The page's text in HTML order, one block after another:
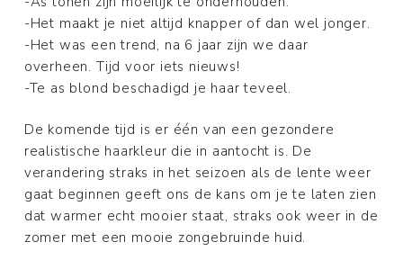
-Het maakt je niet altijd knapper of dan wel jonger.
-Het was een trend, na 6 jaar zijn we daar
overheen. Tijd voor iets nieuws!
-Te as blond beschadigd je haar teveel.
De komende tijd is er één van een gezondere
realistische haarkleur die in aantocht is. De
verandering straks in het seizoen als de lente weer
gaat beginnen geeft ons de kans om je te laten zien
dat warmer echt mooier staat, straks ook weer in de
zomer met een mooie zongebruinde huid.